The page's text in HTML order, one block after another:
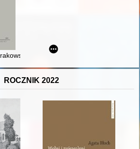
druków polemicznych
ROCZNIK 2022